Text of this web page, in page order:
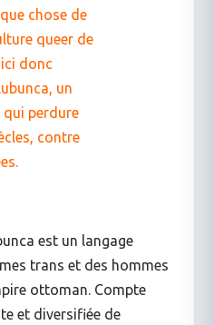
chose de
queer de
donc
un
qui perdure
contre
est un langage
trans et des hommes
ottoman. Compte
et diversifiée de